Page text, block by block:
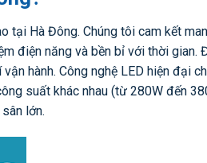
tại Hà Đông. Chúng tôi cam kết
điện năng và bền bỉ với thời gian.
hành. Công nghệ LED hiện đại
suất khác nhau (từ 280W đến
lớn.